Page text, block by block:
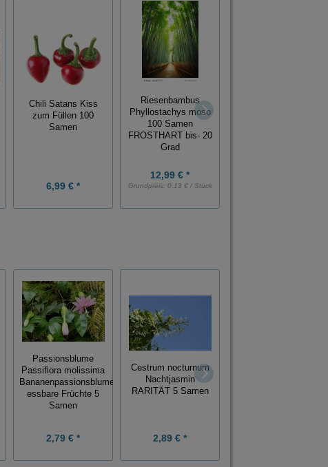
Chili Satans Kiss
zum Füllen 100
Samen
6,99 € *
Riesenbambus
Phyllostachys moso
100 Samen
FROSTHART bis- 20
Grad
12,99 € *
Grundpreis: 0,13 € / Stück
Passionsblume
Passiflora molissima
Bananenpassionsblume
essbare Früchte 5
Samen
2,79 € *
Cestrum nocturnum
Nachtjasmin
RARITÄT 5 Samen
2,89 € *